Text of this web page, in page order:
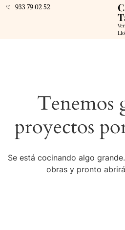
933 79 02 52
Tenemos
proyectos
Se está cocinando algo
obras y pronto